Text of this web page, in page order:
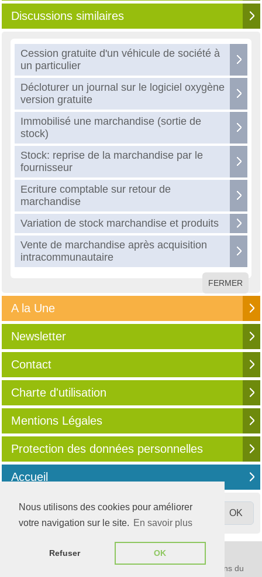
Nous utilisons des cookies pour améliorer
votre navigation sur le site. En savoir plus
Refuser OK
Discussions similaires
Cession gratuite d'un véhicule de société à
un particulier
Décloturer un journal sur le logiciel oxygène
version gratuite
Immobilisé une marchandise (sortie de
stock)
Stock: reprise de la marchandise par le
fournisseur
Ecriture comptable sur retour de
marchandise
Variation de stock marchandise et produits
Vente de marchandise après acquisition
intracommunautaire
FERMER
A la Une
Newsletter
Contact
Charte d'utilisation
Mentions Légales
Protection des données personnelles
Accueil
© 2003-2026
S'informer, partager, évoluer
Média communautaire 100% digital destiné aux professions du